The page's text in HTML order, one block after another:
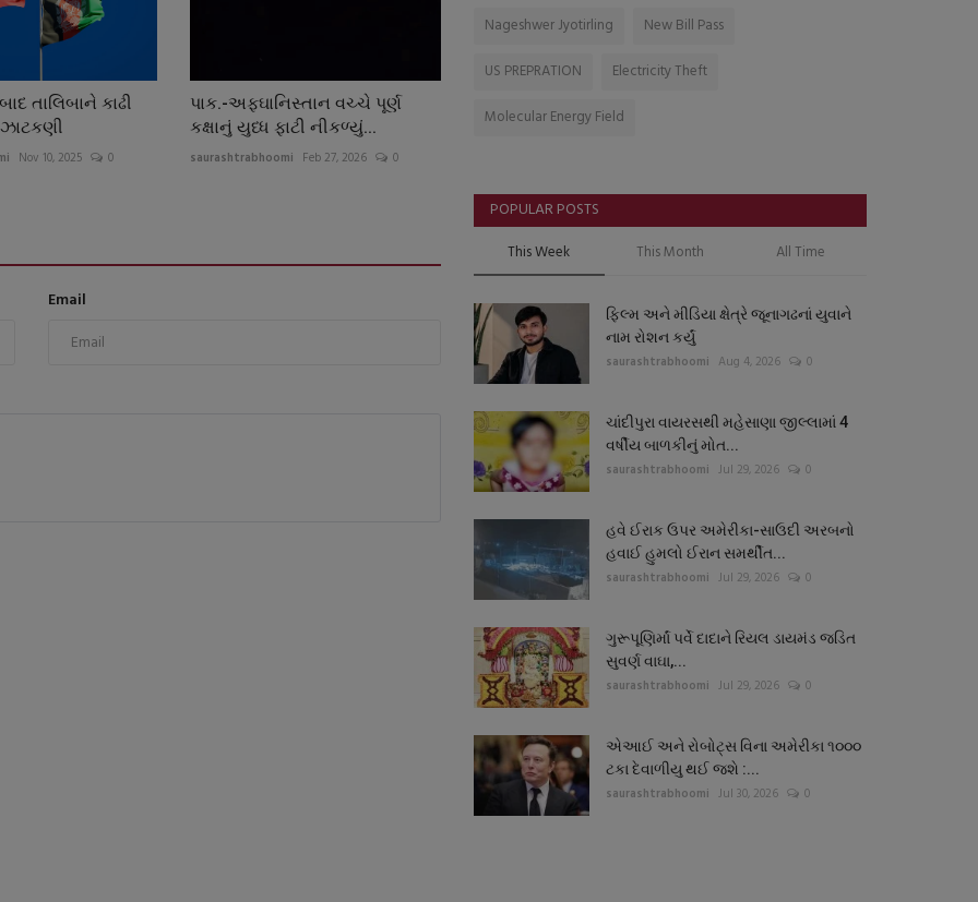
તાલિબાને કાઢી
ઝાટકણી
Nov 10, 2025 0
પાક.-અફઘાનિસ્તાન વચ્ચે પૂર્ણ
કક્ષાનું યુધ્ધ ફાટી નીકળ્યું...
saurashtrabhoomi Feb 27, 2026 0
Email
Nageshwer Jyotirling
New Bill Pass
US PREPRATION
Electricity Theft
Molecular Energy Field
POPULAR POSTS
This Week This Month All Time
ફિલ્મ અને મીડિયા ક્ષેત્રે જૂનાગઢનાં યુવાને
નામ રોશન કર્યું
saurashtrabhoomi Aug 4, 2026 0
ચાંદીપુરા વાયરસથી મહેસાણા જીલ્લામાં 4
વર્ષીય બાળકીનું મોત...
saurashtrabhoomi Jul 29, 2026 0
હવે ઈરાક ઉપર અમેરીકા-સાઉદી અરબનો
હવાઈ હુમલો ઈરાન સમર્થીત...
saurashtrabhoomi Jul 29, 2026 0
ગુરૂપૂણિર્માં પર્વે દાદાને રિયલ ડાયમંડ જડિત
સુવર્ણ વાઘા,...
saurashtrabhoomi Jul 29, 2026 0
એઆઈ અને રોબોટ્સ વિના અમેરીકા ૧૦૦૦
ટકા દેવાળીયુ થઈ જશે :...
saurashtrabhoomi Jul 30, 2026 0